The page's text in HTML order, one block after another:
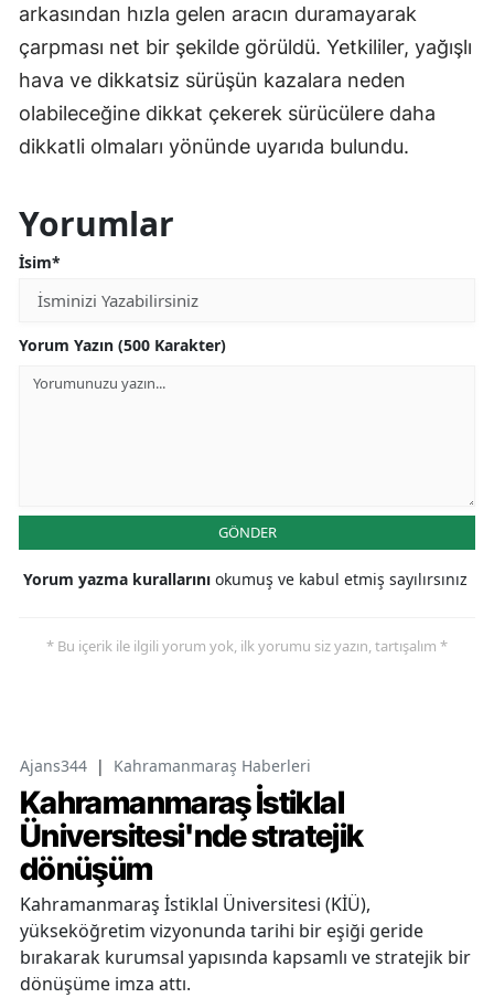
arkasından hızla gelen aracın duramayarak
çarpması net bir şekilde görüldü. Yetkililer, yağışlı
hava ve dikkatsiz sürüşün kazalara neden
olabileceğine dikkat çekerek sürücülere daha
dikkatli olmaları yönünde uyarıda bulundu.
Yorumlar
İsim*
Yorum Yazın (500 Karakter)
GÖNDER
Yorum yazma kurallarını okumuş ve kabul etmiş sayılırsınız
* Bu içerik ile ilgili yorum yok, ilk yorumu siz yazın, tartışalım *
Ajans344 | Kahramanmaraş Haberleri
Kahramanmaraş İstiklal
Üniversitesi'nde stratejik
dönüşüm
Kahramanmaraş İstiklal Üniversitesi (KİÜ),
yükseköğretim vizyonunda tarihi bir eşiği geride
bırakarak kurumsal yapısında kapsamlı ve stratejik bir
dönüşüme imza attı.